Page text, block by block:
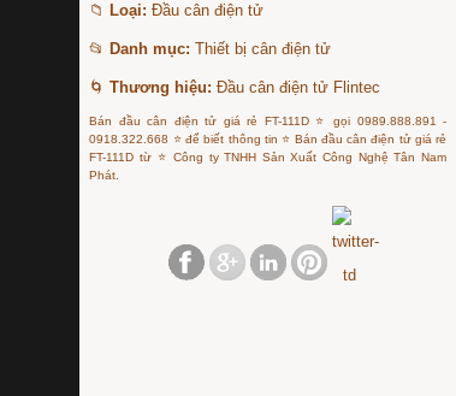
📁 Loại: Đầu cân điện tử
📂 Danh mục: Thiết bị cân điện tử
🌀Thương hiệu: Đầu cân điện tử Flintec
Bán đầu cân điện tử giá rẻ FT-111D ⭐ gọi 0989.888.891 -
0918.322.668 ⭐ để biết thông tin ⭐ Bán đầu cân điện tử giá rẻ
FT-111D từ ⭐ Công ty TNHH Sản Xuất Công Nghệ Tân Nam
Phát.